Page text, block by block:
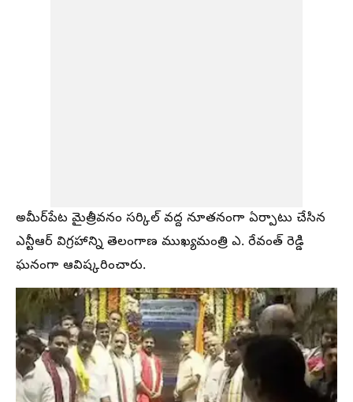
అమీర్‌పేట మైత్రీవనం సర్కిల్ వద్ద నూతనంగా ఏర్పాటు చేసిన
ఎన్టీఆర్ విగ్రహాన్ని తెలంగాణ ముఖ్యమంత్రి ఎ. రేవంత్ రెడ్డి
ఘనంగా ఆవిష్కరించారు.